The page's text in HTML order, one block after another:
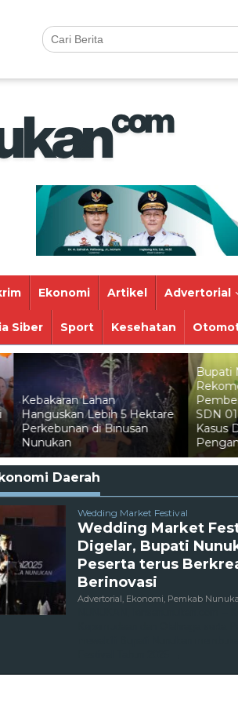
Ekonomi Artikel Advertorial
Siber Sport Kesehatan
Bupati Nunukan
Rekomendasikan
Pemberhentian Kepsek
SDN 01 Sebatik Tengah Usai
Kasus Dugaan
Penganiayaan Guru Viral
Pelni
Daerah
Wedding Market Festival
Wedding Market
Digelar, Bupati
Peserta terus
Berinovasi
Advertorial Ekonomi Pemkab